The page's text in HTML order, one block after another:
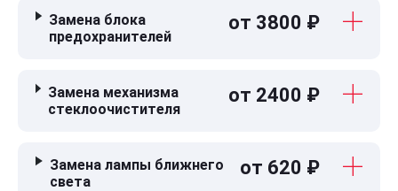
Замена блока
предохранителей
от 3800 ₽
Замена механизма
стеклоочистителя
от 2400 ₽
Замена лампы ближнего
света
от 620 ₽